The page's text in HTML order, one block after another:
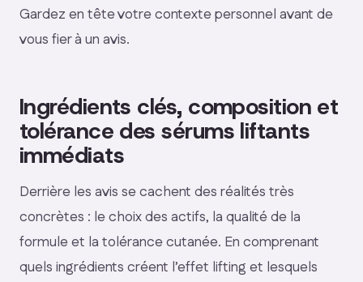
Gardez en tête votre contexte personnel avant de
vous fier à un avis.
Ingrédients clés, composition et
tolérance des sérums liftants
immédiats
Derrière les avis se cachent des réalités très
concrètes : le choix des actifs, la qualité de la
formule et la tolérance cutanée. En comprenant
quels ingrédients créent l’effet lifting et lesquels